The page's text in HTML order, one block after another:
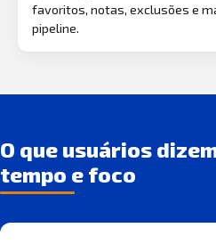
favoritos, notas, exclusões e
pipeline.
O que usuários
tempo e foco